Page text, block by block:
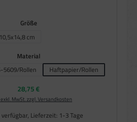
Größeauswählen
10,5x14,8 cm
Material
5609/Rollen
Haftpapier/Rollen
Regulärer Preis:
28,75 €
MwSt. zzgl. Versandkosten
Lieferzeit: 1-3 Tage